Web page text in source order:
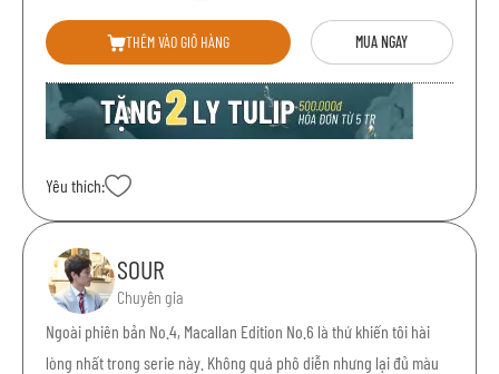
THÊM VÀO GIỎ HÀNG MUA NGAY
Yêu thích:
SOUR
Chuyên gia
Ngoài phiên bản No.4, Macallan Edition No.6 là thứ khiến tôi hài
lòng nhất trong serie này. Không quá phô diễn nhưng lại đủ màu